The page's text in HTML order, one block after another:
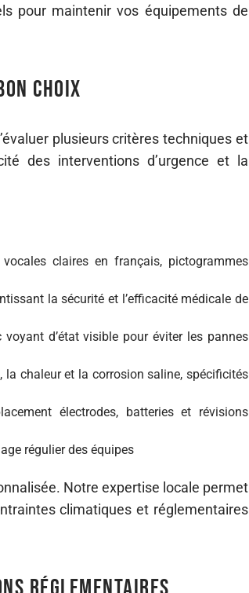
pour maintenir vos équipements de
choix
plusieurs critères techniques et
des interventions d’urgence et la
claires en français, pictogrammes
la sécurité et l’efficacité médicale de
d’état visible pour éviter les pannes
chaleur et la corrosion saline, spécificités
électrodes, batteries et révisions
régulier des équipes
Notre expertise locale permet
climatiques et réglementaires